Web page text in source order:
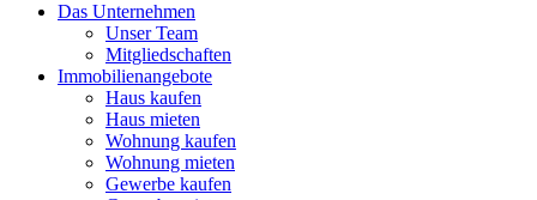
Das Unternehmen
Unser Team
Mitgliedschaften
Immobilienangebote
Haus kaufen
Haus mieten
Wohnung kaufen
Wohnung mieten
Gewerbe kaufen